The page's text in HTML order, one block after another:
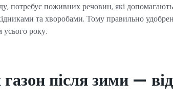
потребує поживних речовин, які
та хворобами. Тому правильно
усього року.
після зими —